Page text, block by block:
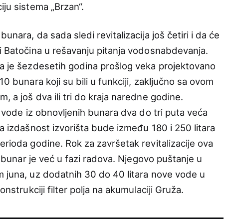
sistema „Brzan“.
da sada sledi revitalizacija još četiri i da će
u rešavanju pitanja vodosnabdevanja.
je šezdesetih godina prošlog veka projektovano
bunara koji su bili u funkciji, zaključno sa ovom
a još dva ili tri do kraja naredne godine.
iz obnovljenih bunara dva do tri puta veća
izdašnost izvorišta bude između 180 i 250 litara
godine. Rok za završetak revitalizacije ova
je već u fazi radova. Njegovo puštanje u
juna, uz dodatnih 30 do 40 litara nove vode u
filter polja na akumulaciji Gruža.